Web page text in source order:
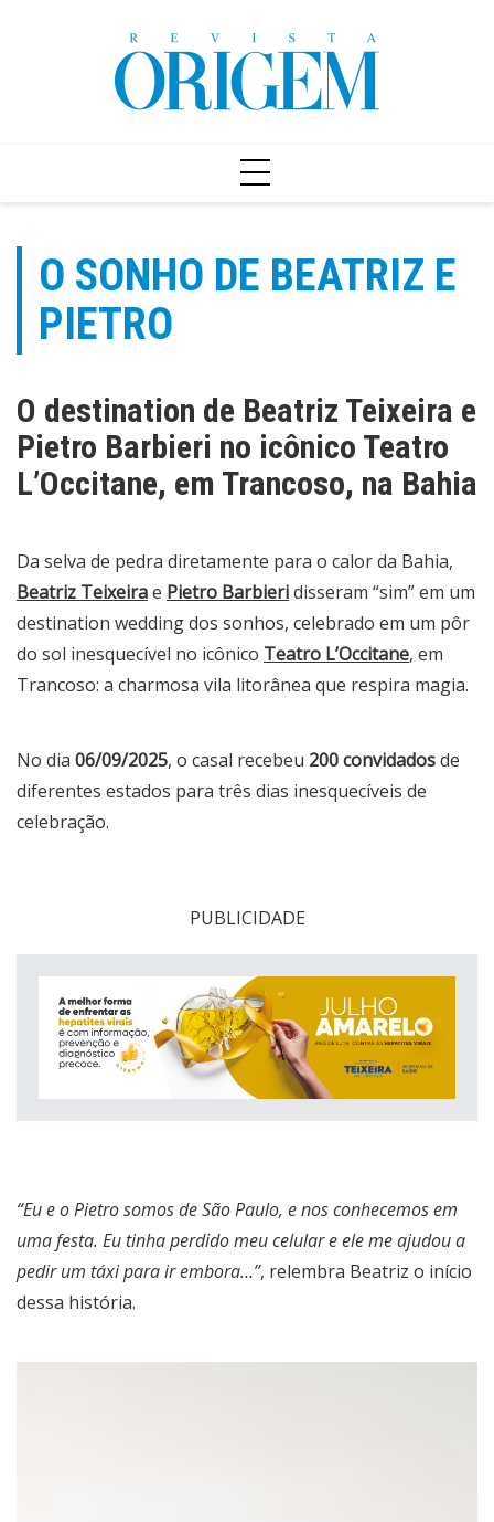
O SONHO DE BEATRIZ E
PIETRO
O destination de Beatriz Teixeira e
Pietro Barbieri no icônico Teatro
L’Occitane, em Trancoso, na Bahia
Da selva de pedra diretamente para o calor da Bahia,
Beatriz Teixeirae Pietro Barbieridisseram “sim” em um
destination wedding dos sonhos, celebrado em um pôr
do sol inesquecível no icônico Teatro L’Occitane, em
Trancoso: a charmosa vila litorânea que respira magia.
No dia 06/09/2025, o casal recebeu 200 convidadosde
diferentes estados para três dias inesquecíveis de
celebração.
PUBLICIDADE
“Eu e o Pietro somos de São Paulo, e nos conhecemos em
uma festa. Eu tinha perdido meu celular e ele me ajudou a
pedir um táxi para ir embora…”, relembra Beatriz o início
dessa história.